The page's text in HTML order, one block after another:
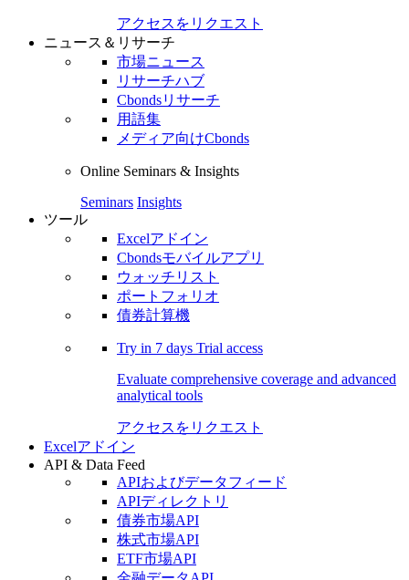
アクセスをリクエスト
ニュース＆リサーチ
市場ニュース
リサーチハブ
Cbondsリサーチ
用語集
メディア向けCbonds
Online Seminars & Insights
Seminars Insights
ツール
Excelアドイン
Cbondsモバイルアプリ
ウォッチリスト
ポートフォリオ
債券計算機
Try in 7 days Trial access
Evaluate comprehensive coverage and advanced
analytical tools
アクセスをリクエスト
Excelアドイン
API & Data Feed
APIおよびデータフィード
APIディレクトリ
債券市場API
株式市場API
ETF市場API